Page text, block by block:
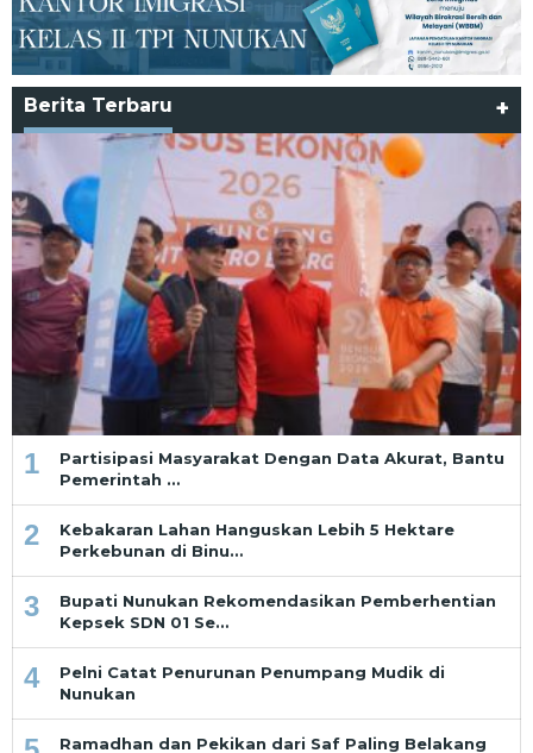
Berita Terbaru +
1
Partisipasi Masyarakat Dengan Data Akurat, Bantu
Pemerintah …
2
Kebakaran Lahan Hanguskan Lebih 5 Hektare
Perkebunan di Binu…
3
Bupati Nunukan Rekomendasikan Pemberhentian
Kepsek SDN 01 Se…
4
Pelni Catat Penurunan Penumpang Mudik di
Nunukan
Ramadhan dan Pekikan dari Saf Paling Belakang